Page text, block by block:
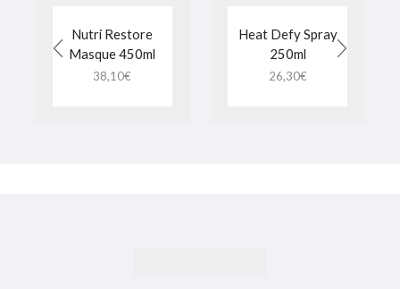
Nutri Restore
Masque 450ml
38,10€
Heat Defy Spray
250ml
26,30€